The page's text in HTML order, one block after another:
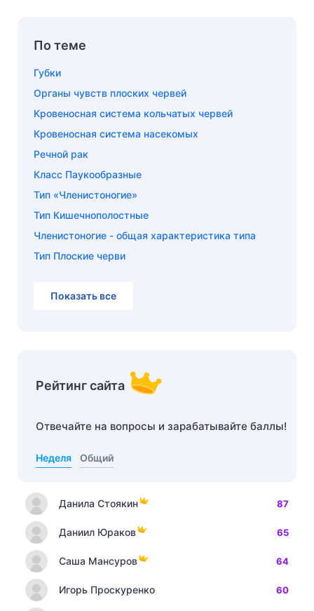
По теме
Губки
Органы чувств плоских червей
Кровеносная система кольчатых червей
Кровеносная система насекомых
Речной рак
Класс Паукообразные
Тип «Членистоногие»
Тип Кишечнополостные
Членистоногие - общая характеристика типа
Тип Плоские черви
Показать все
Рейтинг сайта
Отвечайте на вопросы и зарабатывайте баллы!
Неделя Общий
Данила Стоякин 87
Даниил Юраков 65
Саша Мансуров 64
Игорь Проскуренко 60